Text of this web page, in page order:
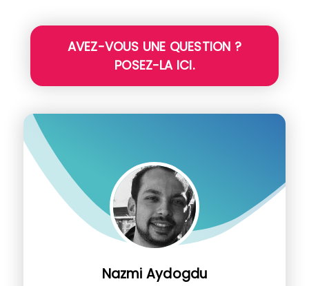
AVEZ-VOUS UNE QUESTION ?
POSEZ-LA ICI.
Nazmi Aydogdu